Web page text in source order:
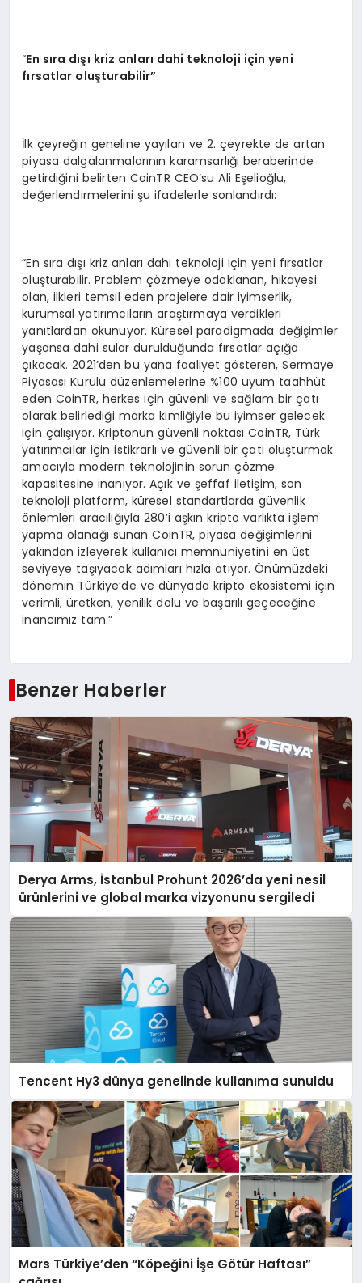
“En sıra dışı kriz anları dahi teknoloji için yeni
fırsatlar oluşturabilir”
İlk çeyreğin geneline yayılan ve 2. çeyrekte de artan
piyasa dalgalanmalarının karamsarlığı beraberinde
getirdiğini belirten CoinTR CEO’su Ali Eşelioğlu,
değerlendirmelerini şu ifadelerle sonlandırdı:
“En sıra dışı kriz anları dahi teknoloji için yeni fırsatlar
oluşturabilir. Problem çözmeye odaklanan, hikayesi
olan, ilkleri temsil eden projelere dair iyimserlik,
kurumsal yatırımcıların araştırmaya verdikleri
yanıtlardan okunuyor. Küresel paradigmada değişimler
yaşansa dahi sular durulduğunda fırsatlar açığa
çıkacak. 2021’den bu yana faaliyet gösteren, Sermaye
Piyasası Kurulu düzenlemelerine %100 uyum taahhüt
eden CoinTR, herkes için güvenli ve sağlam bir çatı
olarak belirlediği marka kimliğiyle bu iyimser gelecek
için çalışıyor. Kriptonun güvenli noktası CoinTR, Türk
yatırımcılar için istikrarlı ve güvenli bir çatı oluşturmak
amacıyla modern teknolojinin sorun çözme
kapasitesine inanıyor. Açık ve şeffaf iletişim, son
teknoloji platform, küresel standartlarda güvenlik
önlemleri aracılığıyla 280’i aşkın kripto varlıkta işlem
yapma olanağı sunan CoinTR, piyasa değişimlerini
yakından izleyerek kullanıcı memnuniyetini en üst
seviyeye taşıyacak adımları hızla atıyor. Önümüzdeki
dönemin Türkiye’de ve dünyada kripto ekosistemi için
verimli, üretken, yenilik dolu ve başarılı geçeceğine
inancımız tam.”
Benzer Haberler
Derya Arms, İstanbul Prohunt 2026’da yeni nesil
ürünlerini ve global marka vizyonunu sergiledi
Tencent Hy3 dünya genelinde kullanıma sunuldu
Mars Türkiye’den “Köpeğini İşe Götür Haftası”